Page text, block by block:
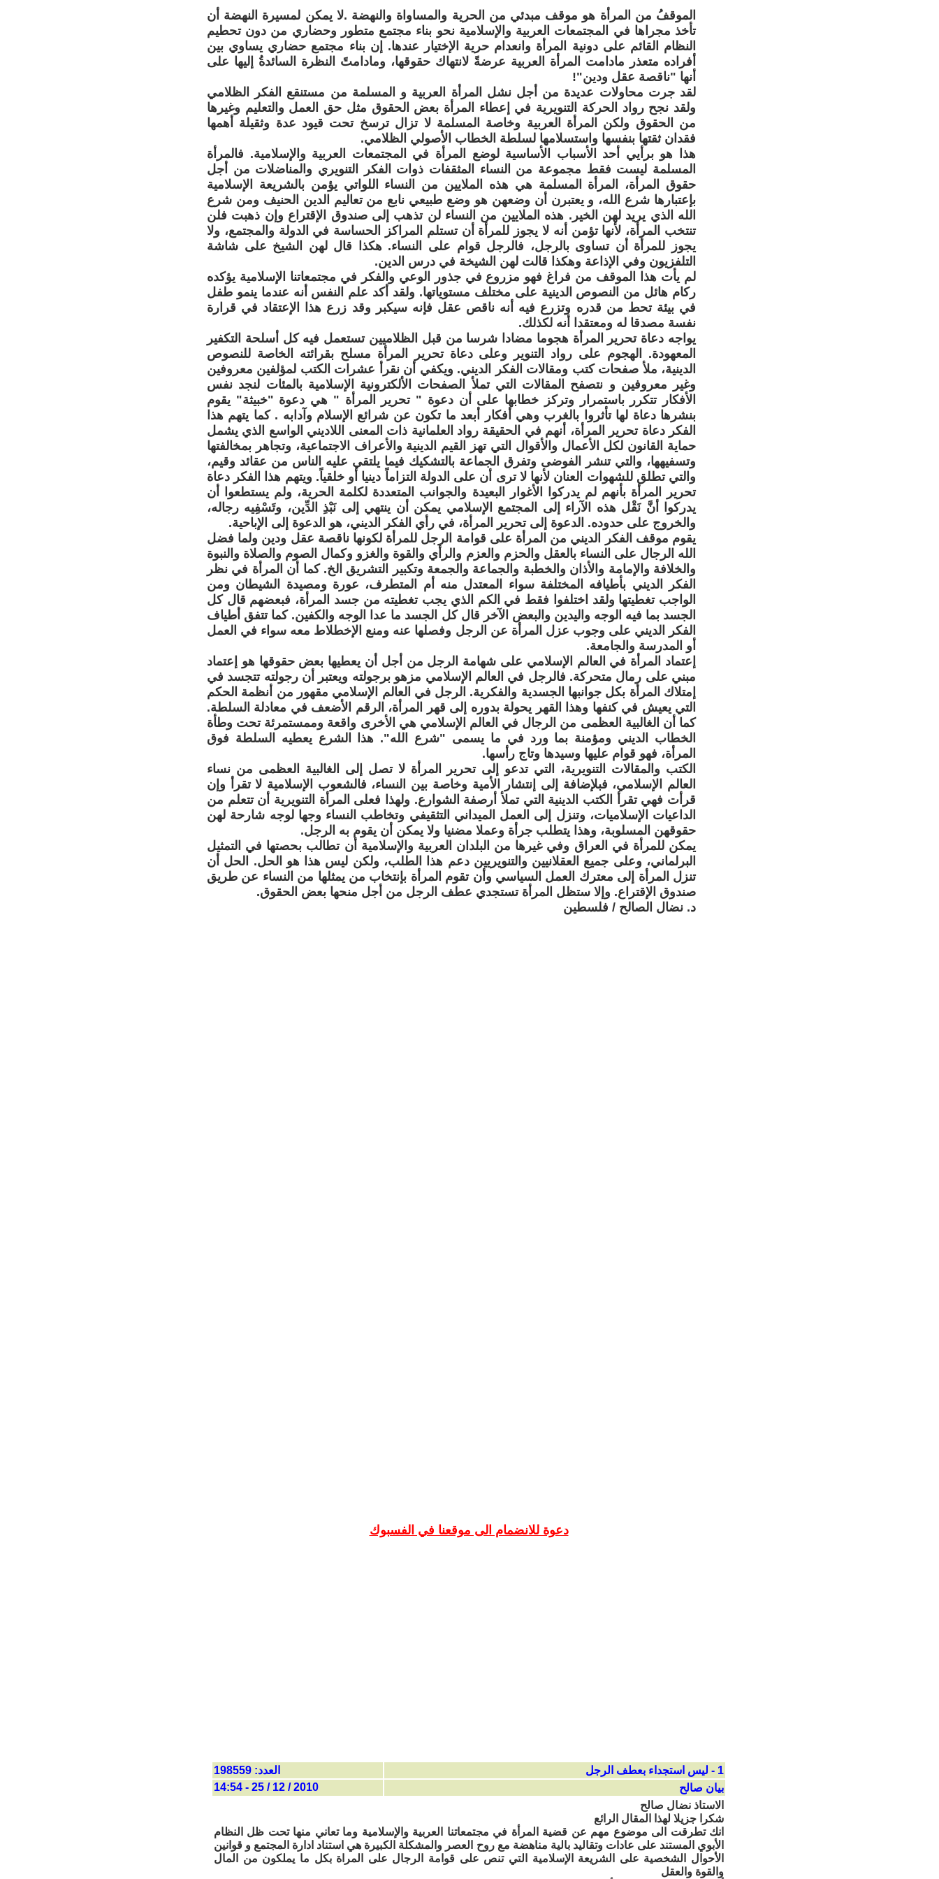
الموقفُ من المرأة هو موقف مبدئي من الحرية والمساواة والنهضة .لا يمكن لمسيرة النهضة أن
تأخذ مجراها في المجتمعات العربية والإسلامية نحو بناء مجتمع متطور وحضاري من دون تحطيم
النظام القائم على دونية المرأة وانعدام حرية الإختيار عندها. إن بناء مجتمع حضاري يساوي بين
أفراده متعذر مادامت المرأة العربية عرضةً لانتهاك حقوقها، ومادامتً النظرة السائدةُ إليها على
أنها "ناقصة عقل ودين"!
لقد جرت محاولات عديدة من أجل نشل المرأة العربية و المسلمة من مستنقع الفكر الظلامي
ولقد نجح رواد الحركة التنويرية في إعطاء المرأة بعض الحقوق مثل حق العمل والتعليم وغيرها
من الحقوق ولكن المرأة العربية وخاصة المسلمة لا تزال ترسخ تحت قيود عدة وثقيلة أهمها
فقدان ثقتها بنفسها واستسلامها لسلطة الخطاب الأصولي الظلامي.
هذا هو برأيي أحد الأسباب الأساسية لوضع المرأة في المجتمعات العربية والإسلامية. فالمرأة
المسلمة ليست فقط مجموعة من النساء المثقفات ذوات الفكر التنويري والمناضلات من أجل
حقوق المرأة، المرأة المسلمة هي هذه الملايين من النساء اللواتي يؤمن بالشريعة الإسلامية
بإعتبارها شرع الله، و يعتبرن أن وضعهن هو وضع طبيعي نابع من تعاليم الدين الحنيف ومن شرع
الله الذي يريد لهن الخير. هذه الملايين من النساء لن تذهب إلى صندوق الإقتراع وإن ذهبت فلن
تنتخب المرأة، لأنها تؤمن أنه لا يجوز للمرأة أن تستلم المراكز الحساسة في الدولة والمجتمع، ولا
يجوز للمرأة أن تساوى بالرجل، فالرجل قوام على النساء. هكذا قال لهن الشيخ على شاشة
التلفزيون وفي الإذاعة وهكذا قالت لهن الشيخة في درس الدين.
لم يأت هذا الموقف من فراغ فهو مزروع في جذور الوعي والفكر في مجتمعاتنا الإسلامية يؤكده
ركام هائل من النصوص الدينية على مختلف مستوياتها. ولقد أكد علم النفس أنه عندما ينمو طفل
في بيئة تحط من قدره وتزرع فيه أنه ناقص عقل فإنه سيكبر وقد زرع هذا الإعتقاد في قرارة
نفسة مصدقا له ومعتقدا أنه لكذلك.
يواجه دعاة تحرير المرأة هجوما مضادا شرسا من قبل الظلاميين تستعمل فيه كل أسلحة التكفير
المعهودة. الهجوم على رواد التنوير وعلى دعاة تحرير المرأة مسلح بقرائته الخاصة للنصوص
الدينية، ملأ صفحات كتب ومقالات الفكر الديني. ويكفي أن نقرأ عشرات الكتب لمؤلفين معروفين
وغير معروفين و نتصفح المقالات التي تملأ الصفحات الألكترونية الإسلامية بالمئات لنجد نفس
الأفكار تتكرر باستمرار وتركز خطابها على أن دعوة " تحرير المرأة " هي دعوة "خبيثة" يقوم
بنشرها دعاة لها تأثروا بالغرب وهي أفكار أبعد ما تكون عن شرائع الإسلام وآدابه . كما يتهم هذا
الفكر دعاة تحرير المرأة، أنهم في الحقيقة رواد العلمانية ذات المعنى اللاديني الواسع الذي يشمل
حماية القانون لكل الأعمال والأقوال التي تهز القيم الدينية والأعراف الاجتماعية، وتجاهر بمخالفتها
وتسفيهها، والتي تنشر الفوضى وتفرق الجماعة بالتشكيك فيما يلتقي عليه الناس من عقائد وقيم،
والتي تطلق للشهوات العنان لأنها لا ترى أن على الدولة التزاماً دينيا أو خلقياً. ويتهم هذا الفكر دعاة
تحرير المرأة بأنهم لم يدركوا الأغوار البعيدة والجوانب المتعددة لكلمة الحرية، ولم يستطعوا أن
يدركوا أنَّ نَقْل هذه الآراء إلى المجتمع الإسلامي يمكن أن ينتهي إلى نَبْذِ الدِّين، وتَسْفِيه رجاله،
والخروج على حدوده. الدعوة إلى تحرير المرأة، في رأي الفكر الديني، هو الدعوة إلى الإباحية.
يقوم موقف الفكر الديني من المرأة على قوامة الرجل للمرأة لكونها ناقصة عقل ودين ولما فضل
الله الرجال على النساء بالعقل والحزم والعزم والرأي والقوة والغزو وكمال الصوم والصلاة والنبوة
والخلافة والإمامة والأذان والخطبة والجماعة والجمعة وتكبير التشريق الخ. كما أن المرأة في نظر
الفكر الديني بأطيافه المختلفة سواء المعتدل منه أم المتطرف، عورة ومصيدة الشيطان ومن
الواجب تغطيتها ولقد اختلفوا فقط في الكم الذي يجب تغطيته من جسد المرأة، فبعضهم قال كل
الجسد بما فيه الوجه واليدين والبعض الآخر قال كل الجسد ما عدا الوجه والكفين. كما تتفق أطياف
الفكر الديني على وجوب عزل المرأة عن الرجل وفصلها عنه ومنع الإخطلاط معه سواء في العمل
أو المدرسة والجامعة.
إعتماد المرأة في العالم الإسلامي على شهامة الرجل من أجل أن يعطيها بعض حقوقها هو إعتماد
مبني على رمال متحركة. فالرجل في العالم الإسلامي مزهو برجولته ويعتبر أن رجولته تتجسد في
إمتلاك المرأة بكل جوانبها الجسدية والفكرية. الرجل في العالم الإسلامي مقهور من أنظمة الحكم
التي يعيش في كنفها وهذا القهر يحولة بدوره إلى قهر المرأة، الرقم الأضعف في معادلة السلطة.
كما أن الغالبية العظمى من الرجال في العالم الإسلامي هي الأخرى واقعة وممستمرئة تحت وطأة
الخطاب الديني ومؤمنة بما ورد في ما يسمى "شرع الله". هذا الشرع يعطيه السلطة فوق
المرأة، فهو قوام عليها وسيدها وتاج رأسها.
الكتب والمقالات التنويرية، التي تدعو إلى تحرير المرأة لا تصل إلى الغالبية العظمى من نساء
العالم الإسلامي، فبلإضافة إلى إنتشار الأمية وخاصة بين النساء، فالشعوب الإسلامية لا تقرأ وإن
قرأت فهي تقرأ الكتب الدينية التي تملأ أرصفة الشوارع. ولهذا فعلى المرأة التنويرية أن تتعلم من
الداعيات الإسلاميات، وتنزل إلى العمل الميداني التثقيفي وتخاطب النساء وجها لوجه شارحة لهن
حقوقهن المسلوبة، وهذا يتطلب جرأة وعملا مضنيا ولا يمكن أن يقوم به الرجل.
يمكن للمرأة في العراق وفي غيرها من البلدان العربية والإسلامية أن تطالب بحصتها في التمثيل
البرلماني، وعلى جميع العقلانيين والتنويريين دعم هذا الطلب، ولكن ليس هذا هو الحل. الحل أن
تنزل المرأة إلى معترك العمل السياسي وأن تقوم المرأة بإنتخاب من يمثلها من النساء عن طريق
صندوق الإقتراع. وإلا ستظل المرأة تستجدي عطف الرجل من أجل منحها بعض الحقوق.
د. نضال الصالح / فلسطين
دعوة للانضمام الى موقعنا في الفسبوك
1 - ليس استجداء بعطف الرجل
العدد: 198559
بيان صالح
2010 / 12 / 25 - 14:54
الاستاذ نضال صالح
شكرا جزيلا لهذا المقال الرائع
انك تطرقت الى موضوع مهم عن قضية المرأة في مجتمعاتنا العربية والإسلامية وما تعاني منها تحت ظل النظام
الأبوي المستند على عادات وتقاليد بالية مناهضة مع روح العصر والمشكلة الكبيرة هي استناد ادارة المجتمع و قوانين
الأحوال الشخصية على الشريعة الإسلامية التي تنص على قوامة الرجال على المراة بكل ما يملكون من المال
والقوة والعقل